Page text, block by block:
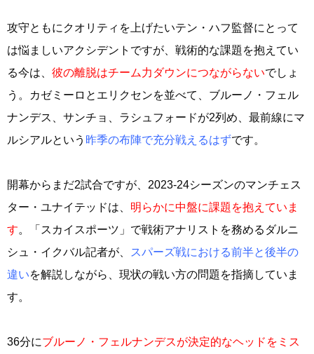
攻守ともにクオリティを上げたいテン・ハフ監督にとって
は悩ましいアクシデントですが、戦術的な課題を抱えてい
る今は、 彼の離脱はチーム力ダウンにつながらないでしょ
う。カゼミーロとエリクセンを並べて、ブルーノ・フェル
ナンデス、サンチョ、ラシュフォードが2列め、最前線にマ
ルシアルという 昨季の布陣で充分戦えるはずです。
開幕からまだ2試合ですが、2023-24シーズンのマンチェス
ター・ユナイテッドは、 明らかに中盤に課題を抱えていま
す。「スカイスポーツ」で戦術アナリストを務めるダルニ
シュ・イクバル記者が、
スパーズ戦における前半と後半の
違いを解説しながら、現状の戦い方の問題を指摘していま
す。
36分にブルーノ・フェルナンデスが決定的なヘッドをミス